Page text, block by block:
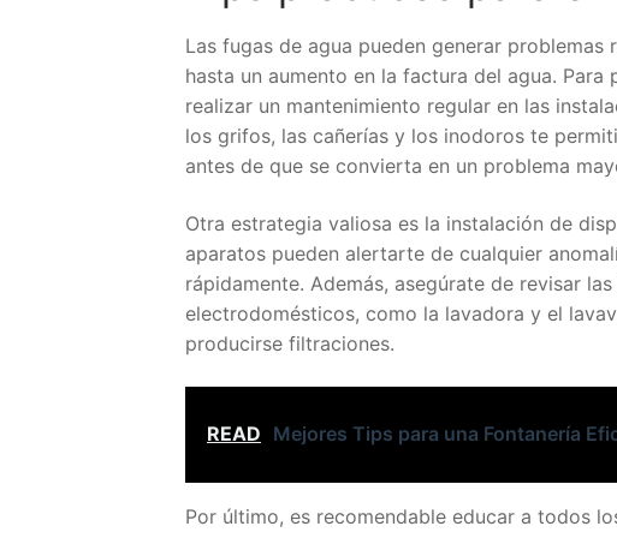
Las fugas de agua pueden generar
hasta un aumento en la factura del agua.
realizar un mantenimiento regular en las
los grifos, las cañerías y los inodoros te
antes de que se convierta en un problema
Otra estrategia valiosa es la instalación de
aparatos pueden alertarte de cualquier
rápidamente. Además, asegúrate de revisar
electrodomésticos, como la lavadora y el
producirse filtraciones.
READ Mejores Tips para una Fontanería
Por último, es recomendable educar a todos